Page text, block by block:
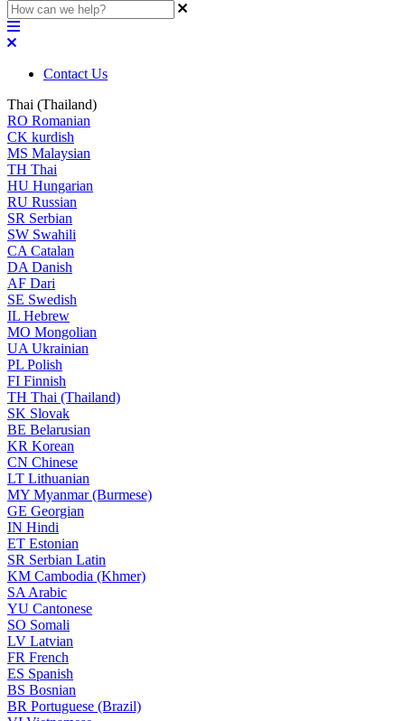
Contact Us
Thai (Thailand)
RO Romanian
CK kurdish
MS Malaysian
TH Thai
HU Hungarian
RU Russian
SR Serbian
SW Swahili
CA Catalan
DA Danish
AF Dari
SE Swedish
IL Hebrew
MO Mongolian
UA Ukrainian
PL Polish
FI Finnish
TH Thai (Thailand)
SK Slovak
BE Belarusian
KR Korean
CN Chinese
LT Lithuanian
MY Myanmar (Burmese)
GE Georgian
IN Hindi
ET Estonian
SR Serbian Latin
KM Cambodia (Khmer)
SA Arabic
YU Cantonese
SO Somali
LV Latvian
FR French
ES Spanish
BS Bosnian
BR Portuguese (Brazil)